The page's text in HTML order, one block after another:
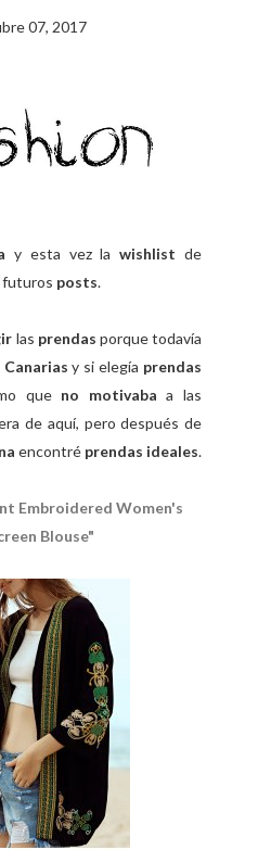
07, 2017
y esta vez lawishlist de
futuros posts.
las prendas porque todavía
Canarias y si elegía prendas
que no motivaba a las
de aquí, pero después de
encontré prendas ideales.
Embroidered Women's
Blouse"